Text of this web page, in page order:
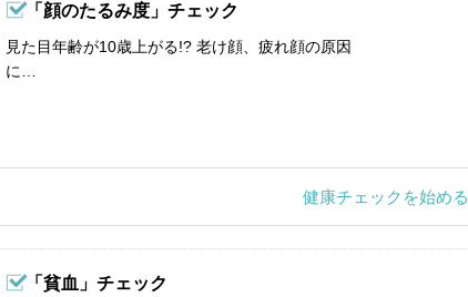
「顔のたるみ度」チェック
見た目年齢が10歳上がる!? 老け顔、疲れ顔の原因
に…
健康チェックを始める
「貧血」チェック